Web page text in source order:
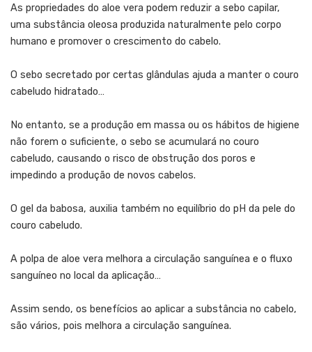
As propriedades do aloe vera podem reduzir a sebo capilar,
uma substância oleosa produzida naturalmente pelo corpo
humano e promover o crescimento do cabelo.
O sebo secretado por certas glândulas ajuda a manter o couro
cabeludo hidratado…
No entanto, se a produção em massa ou os hábitos de higiene
não forem o suficiente, o sebo se acumulará no couro
cabeludo, causando o risco de obstrução dos poros e
impedindo a produção de novos cabelos.
O gel da babosa, auxilia também no equilíbrio do pH da pele do
couro cabeludo.
A polpa de aloe vera melhora a circulação sanguínea e o fluxo
sanguíneo no local da aplicação…
Assim sendo, os benefícios ao aplicar a substância no cabelo,
são vários, pois melhora a circulação sanguínea.